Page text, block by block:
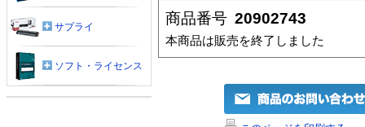
商品番号 20902743
本商品は販売を終了しました
サプライ
ソフト・ライセンス